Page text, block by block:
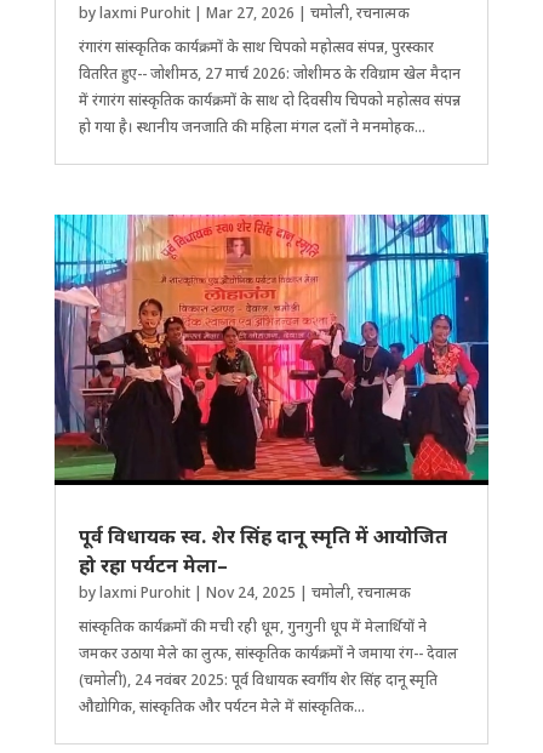
bylaxmi Purohit| Mar 27, 2026 | चमोली,रचनात्मक
रंगारंग सांस्कृतिक कार्यक्रमों के साथ चिपको महोत्सव संपन्न, पुरस्कार
वितरित हुए-- जोशीमठ, 27 मार्च 2026: जोशीमठ के रविग्राम खेल मैदान
में रंगारंग सांस्कृतिक कार्यक्रमों के साथ दो दिवसीय चिपको महोत्सव संपन्न
हो गया है। स्थानीय जनजाति की महिला मंगल दलों ने मनमोहक...
पूर्व विधायक स्व. शेर सिंह दानू स्मृति में आयोजित
हो रहा पर्यटन मेला–
bylaxmi Purohit| Nov 24, 2025 चमोली,रचनात्मक
सांस्कृतिक कार्यक्रमों की मची रही धूम, गुनगुनी धूप में मेला​र्थियों ने
जमकर उठाया मेले का लुत्फ, सांस्कृतिक कार्यक्रमों ने जमाया रंग-- देवाल
(चमोली), 24 नवंबर 2025: पूर्व विधायक स्वर्गीय शेर सिंह दानू स्मृति
औद्योगिक, सांस्कृतिक और पर्यटन मेले में सांस्कृतिक...